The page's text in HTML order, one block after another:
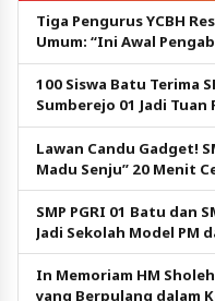
Tiga Pengurus YCBH
Umum: “Ini Awal
100 Siswa Batu Terima
Sumberejo 01 Jadi
Pendidikan Gratis
Lawan Candu Gadget!
Madu Senju” 20 Menit
SMP PGRI 01 Batu dan
Jadi Sekolah Model PM
In Memoriam HM
yang Berpulang dalam